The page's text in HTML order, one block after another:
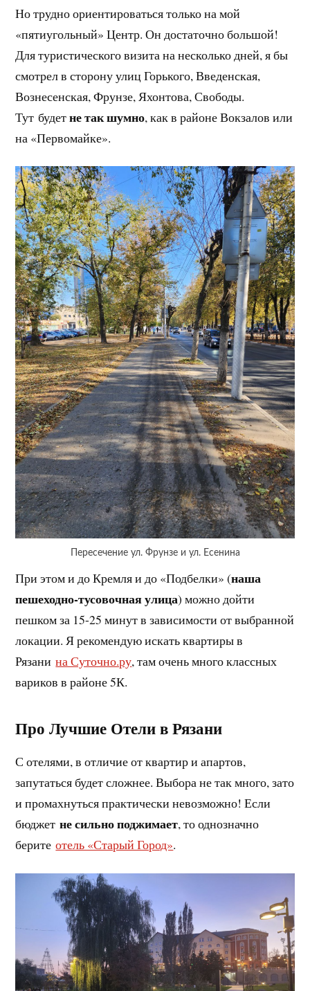
Но трудно ориентироваться только на мой
«пятиугольный» Центр. Он достаточно большой!
Для туристического визита на несколько дней, я бы
смотрел в сторону улиц Горького, Введенская,
Вознесенская, Фрунзе, Яхонтова, Свободы.
Тут будетне так шумно, как в районе Вокзалов или
на «Первомайке».
Пересечение ул. Фрунзе и ул. Есенина
При этом и до Кремля и до «Подбелки» (наша
пешеходно-тусовочная улица) можно дойти
пешком за 15-25 минут в зависимости от выбранной
локации. Я рекомендую искать квартиры в
Рязанина Суточно.ру, там очень много классных
вариков в районе 5К.
Про Лучшие Отели в Рязани
С отелями, в отличие от квартир и апартов,
запутаться будет сложнее. Выбора не так много, зато
и промахнуться практически невозможно! Если
бюджетне сильно поджимает, то однозначно
беритеотель «Старый Город».